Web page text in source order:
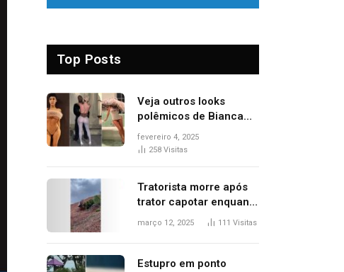
Top Posts
Veja outros looks
polêmicos de Bianca
Censori, esposa de
Kanye West que
fevereiro 4, 2025
258 Visitas
Tratorista morre após
trator capotar enquanto
removia vegetação em
março 12, 2025 111 Visitas
Estupro em ponto